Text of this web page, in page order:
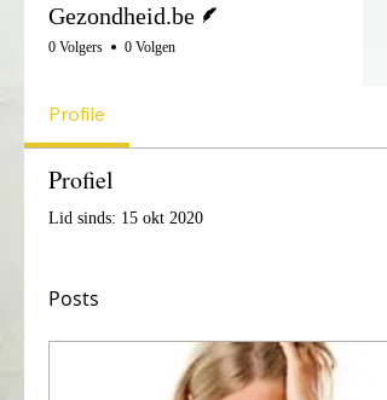
Gezondheid.be
0 Volgers 0 Volgen
Profile
Profiel
Lid sinds: 15 okt 2020
Posts